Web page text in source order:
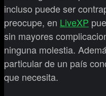
incluso puede ser
preocupe, en LiveXP
sin mayores
ninguna molestia.
particular de un país
que necesita.